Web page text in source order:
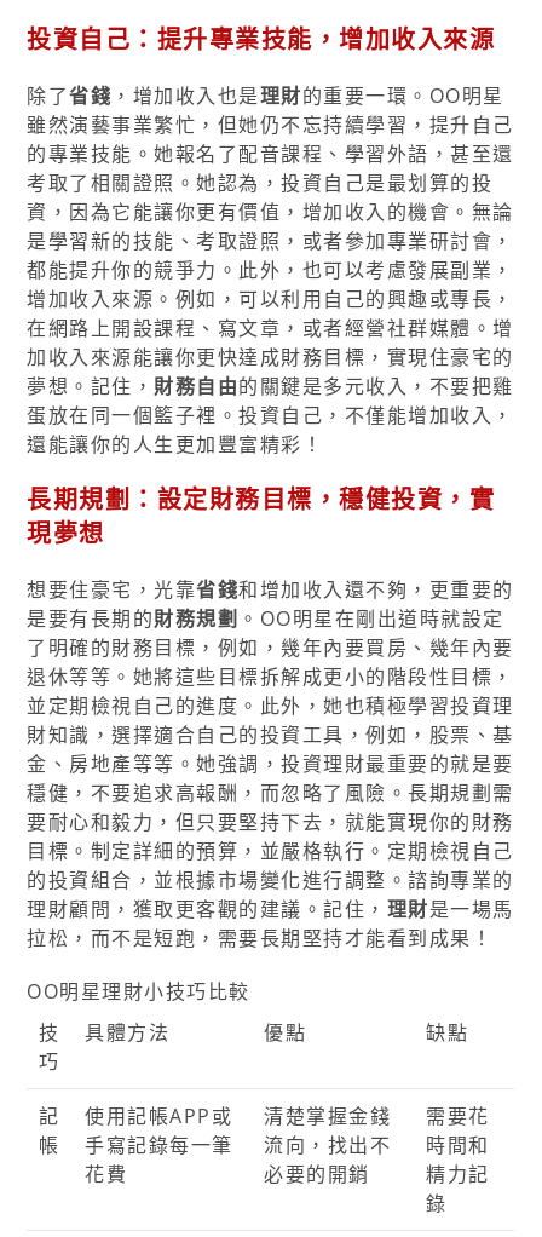
投資自己：提升專業技能，增加收入來源
除了省錢 ，增加收入也是理財的重要一環。OO明星
雖然演藝事業繁忙，但她仍不忘持續學習，提升自己
的專業技能。她報名了配音課程、學習外語，甚至還
考取了相關證照。她認為，投資自己是最划算的投
資，因為它能讓你更有價值，增加收入的機會。無論
是學習新的技能、考取證照，或者參加專業研討會，
都能提升你的競爭力。此外，也可以考慮發展副業，
增加收入來源。例如，可以利用自己的興趣或專長，
在網路上開設課程、寫文章，或者經營社群媒體。增
加收入來源能讓你更快達成財務目標，實現住豪宅的
夢想。記住， 財務自由的關鍵是多元收入，不要把雞
蛋放在同一個籃子裡。投資自己，不僅能增加收入，
還能讓你的人生更加豐富精彩！
長期規劃：設定財務目標，穩健投資，實
現夢想
想要住豪宅，光靠省錢和增加收入還不夠，更重要的
是要有長期的財務規劃 。OO明星在剛出道時就設定
了明確的財務目標，例如，幾年內要買房、幾年內要
退休等等。她將這些目標拆解成更小的階段性目標，
並定期檢視自己的進度。此外，她也積極學習投資理
財知識，選擇適合自己的投資工具，例如，股票、基
金、房地產等等。她強調，投資理財最重要的就是要
穩健，不要追求高報酬，而忽略了風險。長期規劃需
要耐心和毅力，但只要堅持下去，就能實現你的財務
目標。制定詳細的預算，並嚴格執行。定期檢視自己
的投資組合，並根據市場變化進行調整。諮詢專業的
理財顧問，獲取更客觀的建議。記住， 理財是一場馬
拉松，而不是短跑，需要長期堅持才能看到成果！
OO明星理財小技巧比較
技
巧
具體方法 優點 缺點
記
帳
使用記帳APP或
手寫記錄每一筆
花費
清楚掌握金錢
流向，找出不
必要的開銷
需要花
時間和
精力記
錄